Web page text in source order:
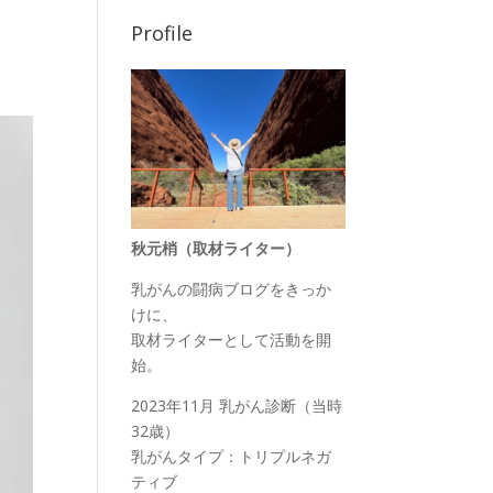
Profile
秋元梢（取材ライター）
乳がんの闘病ブログをきっか
けに、
取材ライターとして活動を開
始。
2023年11月 乳がん診断（当時
32歳）
乳がんタイプ：トリプルネガ
ティブ